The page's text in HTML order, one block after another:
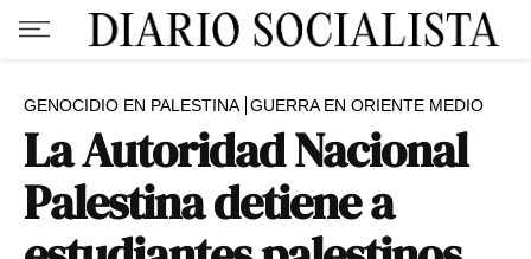
GENOCIDIO EN PALESTINA GUERRA EN ORIENTE MEDIO
La Autoridad Nacional
Palestina detiene a